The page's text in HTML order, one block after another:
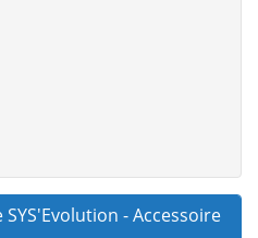
- Accessoire